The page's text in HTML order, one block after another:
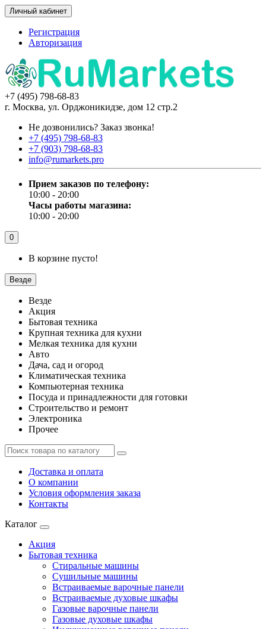
Личный кабинет
Регистрация
Авторизация
+7 (495) 798-68-83
г. Москва, ул. Орджоникидзе, дом 12 стр.2
Не дозвонились? Заказ звонка!
+7 (495) 798-68-83
+7 (903) 798-68-83
info@rumarkets.pro
Прием заказов по телефону:
10:00 - 20:00
Часы работы магазина:
10:00 - 20:00
0
В корзине пусто!
Везде
Везде
Акция
Бытовая техника
Крупная техника для кухни
Мелкая техника для кухни
Авто
Дача, сад и огород
Климатическая техника
Компьютерная техника
Посуда и принадлежности для готовки
Строительство и ремонт
Электроника
Прочее
Доставка и оплата
О компании
Условия оформления заказа
Контакты
Каталог
Акция
Бытовая техника
Стиральные машины
Сушильные машины
Встраиваемые варочные панели
Встраиваемые духовые шкафы
Газовые варочные панели
Газовые духовые шкафы